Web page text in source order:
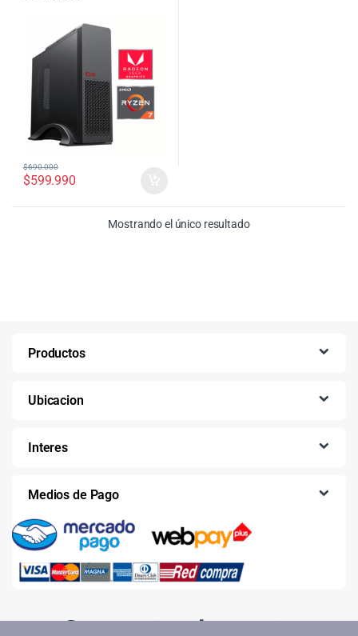
$599.990
$690.000
Mostrando el único resultado
Productos
Ubicacion
Interes
Medios de Pago